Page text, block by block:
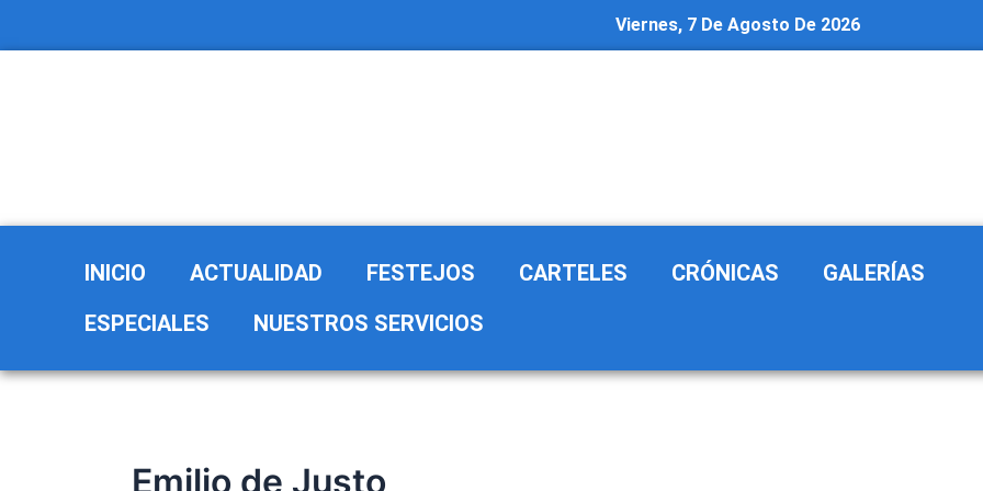
Viernes, 7 De Agosto De 2026
INICIO ACTUALIDAD FESTEJOS CARTELES CRÓNICAS
GALERÍAS
ESPECIALES
NUESTROS SERVICIOS
Emilio de Justo